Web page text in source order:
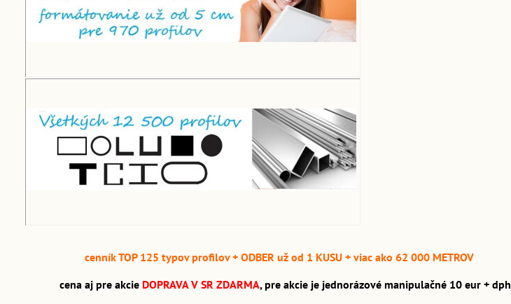
cenník TOP 125 typov profilov + ODBER už od 1 KUSU + viac ako 62 000 METROV
cena aj pre akcie DOPRAVA V SR ZDARMA, pre akcie je jednorázové manipulačné 10 eur + dph